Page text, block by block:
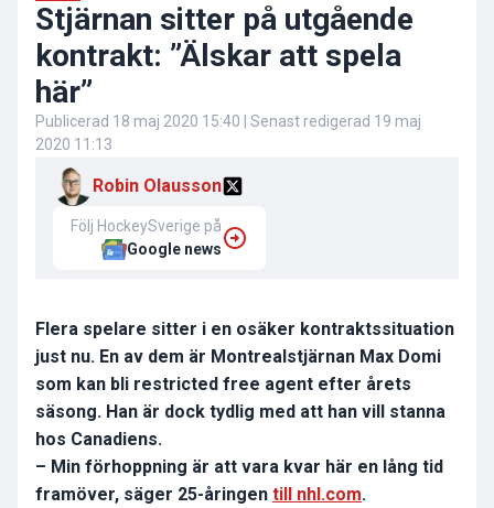
Stjärnan sitter på utgående
kontrakt: ”Älskar att spela
här”
Publicerad 18 maj 2020 15:40 | Senast redigerad 19 maj
2020 11:13
Robin Olausson
Följ HockeySverige på
Google news
Flera spelare sitter i en osäker kontraktssituation
just nu. En av dem är Montrealstjärnan Max Domi
som kan bli restricted free agent efter årets
säsong. Han är dock tydlig med att han vill stanna
hos Canadiens.
– Min förhoppning är att vara kvar här en lång tid
framöver, säger 25-åringen till nhl.com.